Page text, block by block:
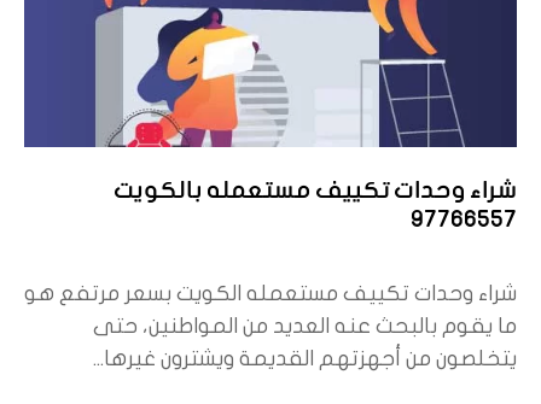
شراء وحدات تكييف مستعمله بالكويت
97766557
شراء وحدات تكييف مستعمله الكويت بسعر مرتفع هو
ما يقوم بالبحث عنه العديد من المواطنين، حتى
يتخلصون من أجهزتهم القديمة ويشترون غيرها...